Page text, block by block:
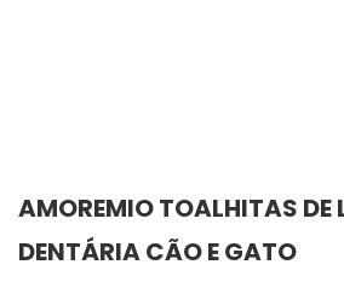
AMOREMIO TOALHITAS DE
DENTÁRIA CÃO E GATO